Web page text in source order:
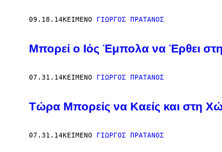
09.18.14ΚΕΊΜΕΝΟ ΓΙΩΡΓΟΣ ΠΡΑΤΑΝΟΣ
Μπορεί ο Ιός Έμπολα να Έρθει
07.31.14ΚΕΊΜΕΝΟ ΓΙΩΡΓΟΣ ΠΡΑΤΑΝΟΣ
Τώρα Μπορείς να Καείς και στη
07.31.14ΚΕΊΜΕΝΟ ΓΙΩΡΓΟΣ ΠΡΑΤΑΝΟΣ